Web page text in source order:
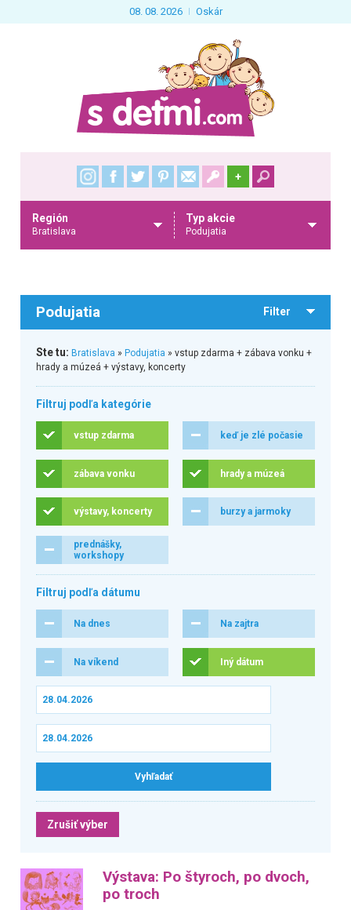
08. 08. 2026 Oskár
+
Región
Bratislava
Typ akcie
Podujatia
Podujatia Filter
Ste tu: Bratislava » Podujatia » vstup zdarma + zábava vonku +
hrady a múzeá + výstavy, koncerty
Filtruj podľa kategórie
vstup zdarma keď je zlé počasie
zábava vonku hrady a múzeá
výstavy, koncerty burzy a jarmoky
prednášky,
workshopy
Filtruj podľa dátumu
Na dnes Na zajtra
Na víkend Iný dátum
Zrušiť výber
Výstava: Po štyroch, po dvoch,
po troch